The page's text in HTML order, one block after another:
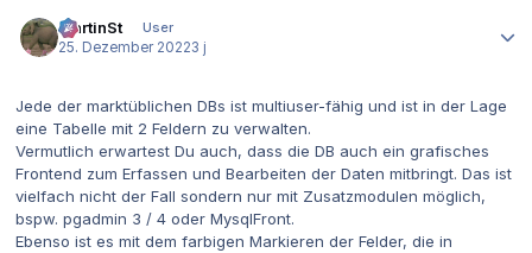
MartinSt
User
25. Dezember 20223 j
Jede der marktüblichen DBs ist multiuser-fähig und ist in der Lage
eine Tabelle mit 2 Feldern zu verwalten.
Vermutlich erwartest Du auch, dass die DB auch ein grafisches
Frontend zum Erfassen und Bearbeiten der Daten mitbringt. Das ist
vielfach nicht der Fall sondern nur mit Zusatzmodulen möglich,
bspw. pgadmin 3 / 4 oder MysqlFront.
Ebenso ist es mit dem farbigen Markieren der Felder, die in